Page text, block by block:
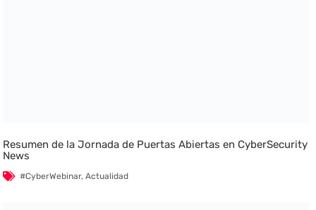
Resumen de la Jornada de Puertas Abiertas en CyberSecurity
News
#CyberWebinar,Actualidad